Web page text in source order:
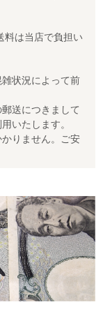
料は当店で負担い
状況によって前
送につきまして
いたします。
りません。ご安